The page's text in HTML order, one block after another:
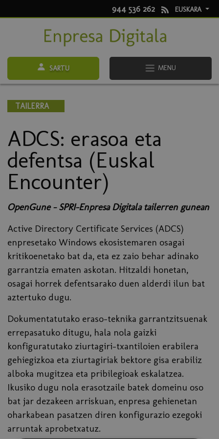
944 536 262 EUSKARA
SARTU MENU
TAILERRA
ADCS: erasoa eta
defentsa (Euskal
Encounter)
OpenGune - SPRI-Enpresa Digitala tailerren gunean
Active Directory Certificate Services (ADCS)
enpresetako Windows ekosistemaren osagai
kritikoenetako bat da, eta ez zaio behar adinako
garrantzia ematen askotan. Hitzaldi honetan,
osagai horrek defentsarako duen alderdi ilun bat
aztertuko dugu.
Dokumentatutako eraso-teknika garrantzitsuenak
errepasatuko ditugu, hala nola gaizki
konfiguratutako ziurtagiri-txantiloien erabilera
gehiegizkoa eta ziurtagiriak bektore gisa erabiliz
alboka mugitzea eta pribilegioak eskalatzea.
Ikusiko dugu nola erasotzaile batek domeinu oso
bat jar dezakeen arriskuan, enpresa gehienetan
oharkabean pasatzen diren konfigurazio ezegoki
arruntak aprobetxatuz.